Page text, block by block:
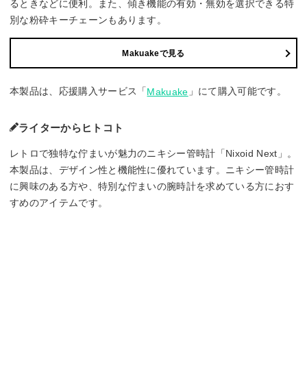
るときなどに便利。また、傾き機能の有効・無効を選択できる特
別な粉砕キーチェーンもあります。
Makuakeで見る
本製品は、応援購入サービス「Makuake 」にて購入可能です。
ライターからヒトコト
レトロで独特な佇まいが魅力のニキシー管時計「Nixoid Next」。
本製品は、デザイン性と機能性に優れています。ニキシー管時計
に興味のある方や、特別な佇まいの腕時計を求めている方におす
すめのアイテムです。